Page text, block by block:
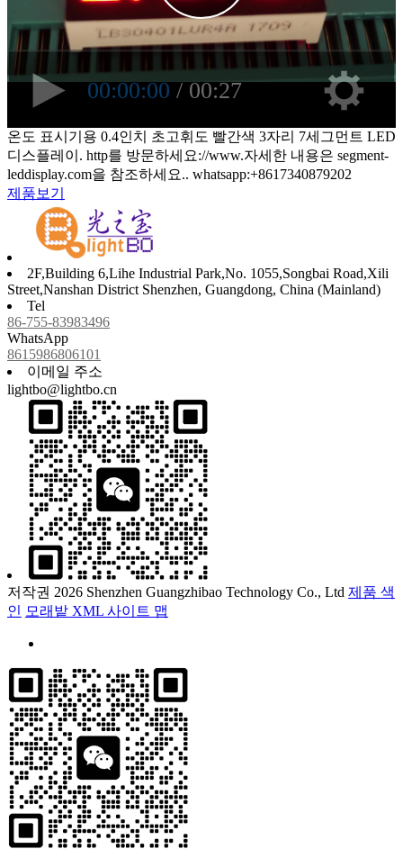
온도 표시기용 0.4인치 초고휘도 빨간색 3자리 7세그먼트 LED
디스플레이. http를 방문하세요://www.자세한 내용은 segment-
leddisplay.com을 참조하세요.. whatsapp:+8617340879202
제품보기
2F,Building 6,Lihe Industrial Park,No. 1055,Songbai Road,Xili
Street,Nanshan District Shenzhen, Guangdong, China (Mainland)
Tel
86-755-83983496
WhatsApp
8615986806101
이메일 주소
lightbo@lightbo.cn
저작권 2026 Shenzhen Guangzhibao Technology Co., Ltd 제품 색
인 모래밭 XML 사이트 맵